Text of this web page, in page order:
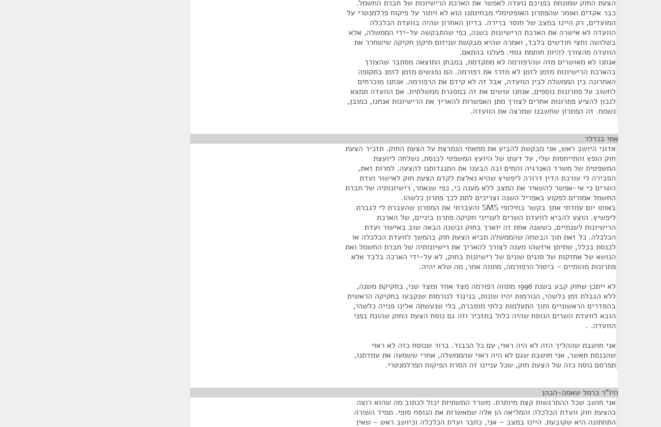
הצעת החוק שמונחת בפניכם נועדה לאפשר את הארכת הרישיונות של חברת החשמל.
כבר אקדים ואומר שהפתרון האופטימלי מבחינתנו הוא לא ויתור על פיקוח פרלמנטרי על
המועדים, רק היינו במצב של חוסר ברירה. בדיון האחרון שהיה בוועדת הכלכלה
הוועדה לא אישרה את הארכת הרישיונות בשנה, כפי שהתבקשה על-ידי הממשלה, אלא
בשלושה וחצי חודשים בלבד, ואמרה שהיא מבקשת שניזום תיקון חקיקה שישחרר את
הוועדה מהצורך להיות חותמת גומי. פעלנו בהתאם.
אנחנו לא מאושרים מזה שהרפורמה לא מתקדמת, במבחן התוצאה מסתבר שהצורך
בהארכת הרישיונות מזמן לזמן לא מזרז את רפורמה. הם נפגשים מזמן לזמן בתקופה
האחרונה בין הממשלה לבין הוועדה, אבל זה לא קידם את הרפורמה. אנחנו מוכרחים
לחשוב על פתרונות נוספים, אנחנו עושים את זה במסגרת ממשלתית. אם הוועדה תמצא
לנכון להציע פתרונות אחרים לצורך מתן האפשרות להאריך את הרישיונות אנחנו, כמובן,
נשמח. זה הפתרון שחשבנו שמרצה את הוועדה.
אתי בנדלר
אדוני היושב ראש, אני מבקשת להביע את מחאתי הנמרצת על הצעת החוק. תזכיר הצעת
חוק הופץ והתייחסות שלי, על דעתו של היועץ המשפטי לכנסת, נשלחה ליועצת
המשפטית של משרד האנרגיה והמים ובה הבענו את התנגדותנו להצעה. למרות זאת,
הסבירה לי עורכת הדין דרורה ליפשיץ שהיא נאלצת לקדם הצעת חוק לאישור ועדת
השרים כי אי-אפשר להשאיר את המצב ללא מענה כי, כפי שנאמר, רישיונותיה של חברת
החשמל אמורים לפקוע באפריל השנה וצריכים לתת לכך פתרון כלשהו.
באותו יום עמדתי אתך בקשר בחילופי SMS והעברתי את המסרון שהעברת לי לגברת
ליפשיץ. הוצע להביא לוועדת השרים לענייני חקיקה פתרון ביניים, של הארכת
הרישיונות לשנתיים, כששנה אחת זה יוארך בחוק ובשנה הבאה שוב באישור ועדת
הכלכלה. כל זאת תוך הבטחה שהממשלה תביא הצעת חוק בהמשך לוועדת הכלכלה או
לכנסת בכלל, שתיתן איזשהו מענה לצורך להאריך את רישיונותיה של חברת החשמל ואת
הנושא של אחזקות של סוגים שונים של רישיונות בחוק, לא על-ידי הארכה בלבד אלא
פתרונות מהותיים - ביטול הרפורמה, מתווה אחר, מה שלא יהיה.
לא ייתכן שחוק קבע בשנת 1996 מתווה רפורמה מצד אחד ומצד שני, בחקיקת משנה,
ללא הגבלת זמן כלשהי, הנורמות יהיו שונות, בניגוד לנורמות שנקבעו בחקיקה הראשית
בהסדרים הראשוניים ותוך התעלמות בלתי מוסברת, בלי שנעשתה אלינו פנייה כלשהי,
הובא לוועדת השרים הנוסח שהיה כלול בתזכיר וזה גם נוסח הצעת החוק שהונח בפני
הוועדה. .
אני חושבת שההליך הזה לא היה ראוי, עם כל הכבוד. ברור שנוסח כזה לא ראוי
שהכנסת תאשר, אני חושבת שגם לא היה ראוי שהממשלה, אחרי ששמעה את עמדתנו,
תפרסם נוסח כזה של הצעת חוק, שכל עניינו זה הסרת הפיקוח הפרלמנטרי.
היו"ר כרמל שאמה-הכהן
אני חושב שכל ההתרגשות קצת מיותרת. משרד התשתיות יכול לכתוב מה שהוא רוצה
כהצעת חוק וועדת הכלכלה והמליאה הן אלה שמאשרות את הנוסח סופי. תמיד השורה
התחתונה היא שקובעת. היינו במצב – אני, כחבר ועדת הכלכלה וכיושב ראש - שאין